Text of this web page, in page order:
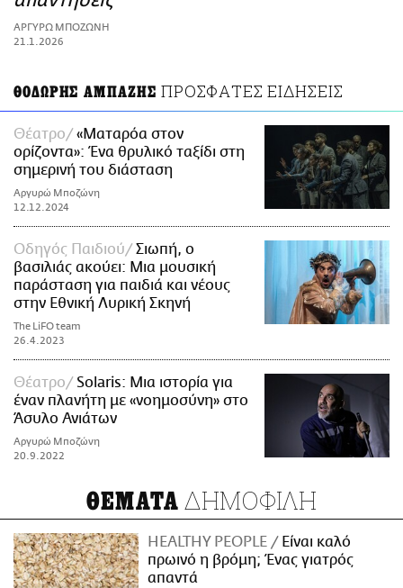
ΑΜΠΑ
PRINT
ΑΡΓΥΡΩ ΜΠΟΖΩΝΗ
21.1.2026
ΘΟΔΩΡΗΣ ΑΜΠΑΖΗΣ ΠΡΟΣΦΑΤΕΣ ΕΙΔΗΣΕΙΣ
Θέατρο
«Ματαρόα στον
ορίζοντα»: Ένα θρυλικό ταξίδι στη
σημερινή του διάσταση
Αργυρώ Μποζώνη
12.12.2024
Οδηγός Παιδιού
Σιωπή, ο
βασιλιάς ακούει: Μια μουσική
παράσταση για παιδιά και νέους
στην Εθνική Λυρική Σκηνή
The LiFO team
26.4.2023
Θέατρο
Solaris: Μια ιστορία για
έναν πλανήτη με «νοημοσύνη» στο
Άσυλο Ανιάτων
Αργυρώ Μποζώνη
20.9.2022
ΘΕΜΑΤΑ ΔΗΜΟΦΙΛΗ
HEALTHY PEOPLE
Είναι καλό
πρωινό η βρόμη; Ένας γιατρός
απαντά